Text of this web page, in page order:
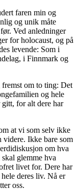
faren min og
og unik måte
Ved anledninger
for holocaust, og på
levende: Som i
i Finnmark og
om to ting: Det
og hele
for alt dere har
at vi som selv ikke
Ikke bare som
om hva
glemme hva
livet for. Dere har
deres liv. Nå er
oss.